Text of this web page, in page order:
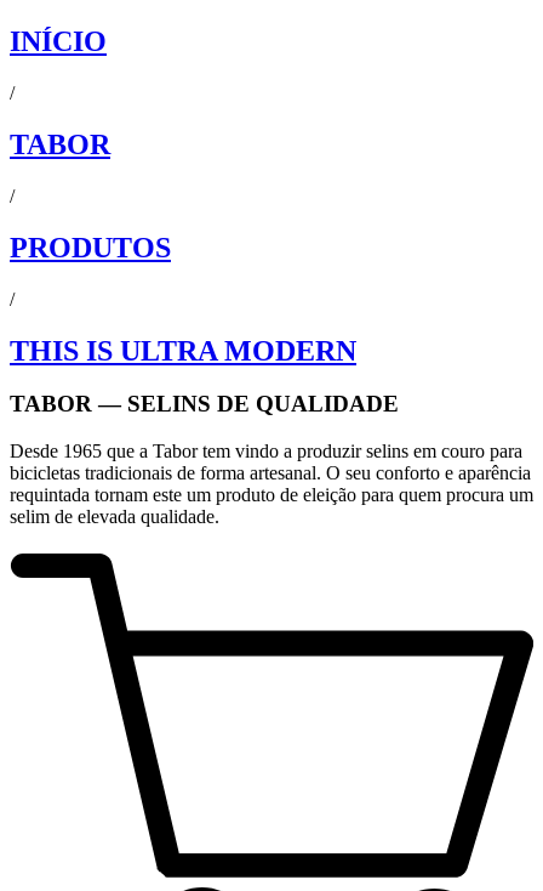
INÍCIO
/
TABOR
/
PRODUTOS
/
THIS IS ULTRA MODERN
TABOR — SELINS DE QUALIDADE
Desde 1965 que a Tabor tem vindo a produzir selins em couro para
bicicletas tradicionais de forma artesanal. O seu conforto e aparência
requintada tornam este um produto de eleição para quem procura um
selim de elevada qualidade.